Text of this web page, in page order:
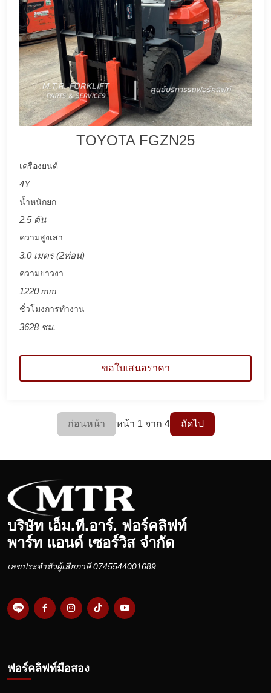
TOYOTA FGZN25
เครื่องยนต์
4Y
น้ำหนักยก
2.5 ตัน
ความสูงเสา
3.0 เมตร (2ท่อน)
ความยาวงา
1220 mm
ชั่วโมงการทำงาน
3628 ชม.
ขอใบเสนอราคา
ก่อนหน้า หน้า 1 จาก 4 ถัดไป
บริษัท เอ็ม.ที.อาร์. ฟอร์คลิฟท์
พาร์ท แอนด์ เซอร์วิส จำกัด
เลขประจำตัวผู้เสียภาษี 0745544001689
ฟอร์คลิฟท์มือสอง